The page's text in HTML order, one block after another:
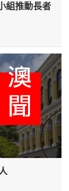
組推動長者